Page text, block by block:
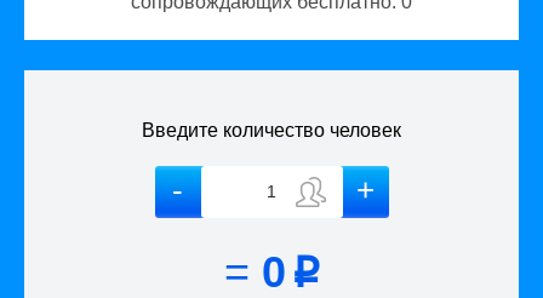
Введите количество человек
= 0 p